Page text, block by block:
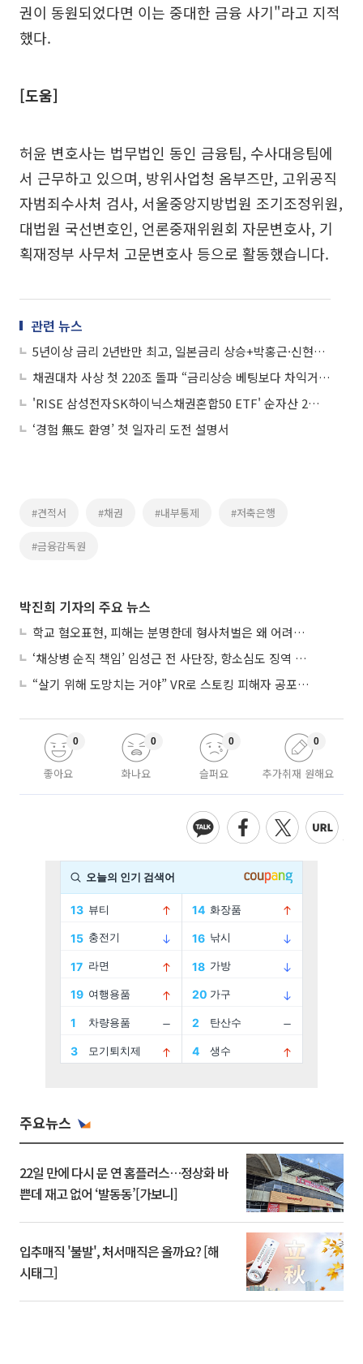
권이 동원되었다면 이는 중대한 금융 사기"라고 지적
했다.
[도움]
허윤 변호사는 법무법인 동인 금융팀, 수사대응팀에
서 근무하고 있으며, 방위사업청 옴부즈만, 고위공직
자범죄수사처 검사, 서울중앙지방법원 조기조정위원,
대법원 국선변호인, 언론중재위원회 자문변호사, 기
획재정부 사무처 고문변호사 등으로 활동했습니다.
관련 뉴스
5년이상 금리 2년반만 최고, 일본금리 상승+박홍근·신현송 발언 부담
채권대차 사상 첫 220조 돌파 “금리상승 베팅보다 차익거래·담보수요”
'RISE 삼성전자SK하이닉스채권혼합50 ETF' 순자산 2조 돌파…국내 채권혼합 ETF 최단기
‘경험 無도 환영’ 첫 일자리 도전 설명서
#견적서 #채권 #내부통제 #저축은행
#금융감독원
박진희 기자의 주요 뉴스
학교 혐오표현, 피해는 분명한데 형사처벌은 왜 어려울까?
‘채상병 순직 책임’ 임성근 전 사단장, 항소심도 징역 3년
“살기 위해 도망치는 거야” VR로 스토킹 피해자 공포 마주한 수형자들
좋아요
0
화나요
0
슬퍼요
0
추가취재 원해요
0
주요뉴스
22일 만에 다시 문 연 홈플러스…정상화 바
쁜데 재고 없어 ‘발동동’[가보니]
입추매직 '불발', 처서매직은 올까요? [해
시태그]